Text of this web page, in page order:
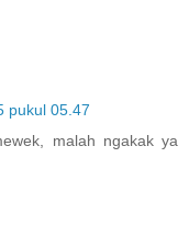
pukul 05.47
malah ngakak ya